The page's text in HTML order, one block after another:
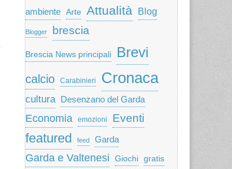
ambiente Arte Attualità Blog
Blogger brescia
Brescia News principali Brevi
calcio Carabinieri Cronaca
cultura Desenzano del Garda
Economia emozioni Eventi
featured feed Garda
Garda e Valtenesi Giochi gratis